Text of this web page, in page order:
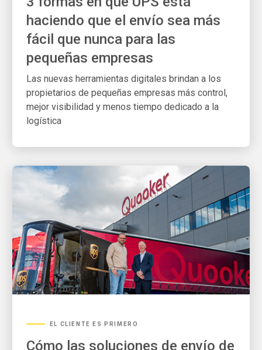
haciendo que el envío sea más
fácil que nunca para las
pequeñas empresas
Las nuevas herramientas digitales brindan a los
propietarios de pequeñas empresas más control,
mejor visibilidad y menos tiempo dedicado a la
logística
Cómo las soluciones de envío de